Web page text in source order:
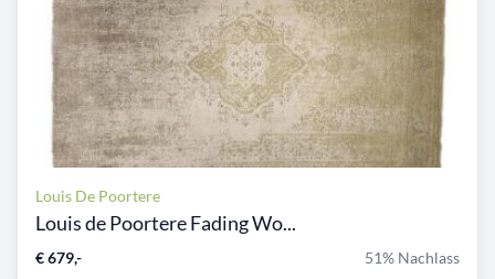
Louis De Poortere
Louis de Poortere Fading Wo...
€ 679,- 51% Nachlass